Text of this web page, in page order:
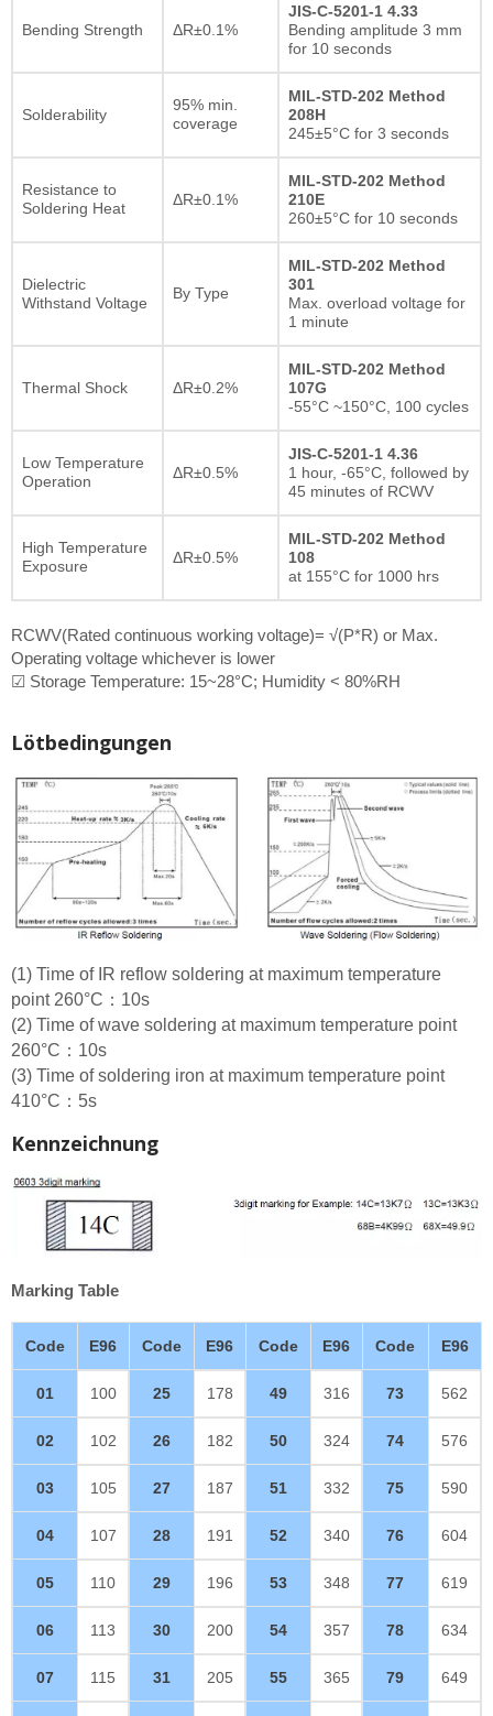
Bending Strength ΔR±0.1%
JIS-C-5201-1 4.33
Bending amplitude 3 mm
for 10 seconds
Solderability
95% min.
coverage
MIL-STD-202 Method
208H
245±5°C for 3 seconds
Resistance to
Soldering Heat
ΔR±0.1%
MIL-STD-202 Method
210E
260±5°C for 10 seconds
Dielectric
Withstand Voltage
By Type
MIL-STD-202 Method
301
Max. overload voltage for
1 minute
Thermal Shock ΔR±0.2%
MIL-STD-202 Method
107G
-55°C ~150°C, 100 cycles
Low Temperature
Operation
ΔR±0.5%
JIS-C-5201-1 4.36
1 hour, -65°C, followed by
45 minutes of RCWV
High Temperature
Exposure
ΔR±0.5%
MIL-STD-202 Method
108
at 155°C for 1000 hrs
RCWV(Rated continuous working voltage)= √(P*R) or Max.
Operating voltage whichever is lower
☑ Storage Temperature: 15~28°C; Humidity < 80%RH
Lötbedingungen
(1) Time of IR reflow soldering at maximum temperature
point 260°C：10s
(2) Time of wave soldering at maximum temperature point
260°C：10s
(3) Time of soldering iron at maximum temperature point
410°C：5s
Kennzeichnung
Marking Table
Code E96 Code E96 Code E96 Code E96
01 100 25 178 49 316 73 562
02 102 26 182 50 324 74 576
03 105 27 187 51 332 75 590
04 107 28 191 52 340 76 604
05 110 29 196 53 348 77 619
06 113 30 200 54 357 78 634
07 115 31 205 55 365 79 649